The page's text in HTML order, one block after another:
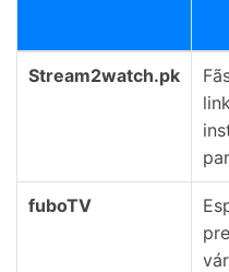
Stream2watch.pk
fuboTV